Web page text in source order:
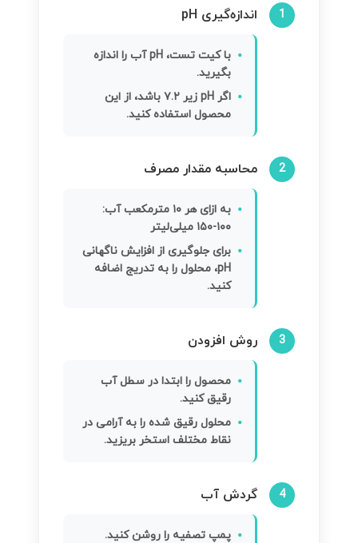
1 اندازه‌گیری pH
با کیت تست، pH آب را اندازه
بگیرید.
اگر pH زیر ۷.۲ باشد، از این
محصول استفاده کنید.
2 محاسبه مقدار مصرف
به ازای هر ۱۰ مترمکعب آب:
۱۰۰-۱۵۰ میلی‌لیتر
برای جلوگیری از افزایش ناگهانی
pH، محلول را به تدریج اضافه
کنید.
3 روش افزودن
محصول را ابتدا در سطل آب
رقیق کنید.
محلول رقیق شده را به آرامی در
نقاط مختلف استخر بریزید.
4 گردش آب
پمپ تصفیه را روشن کنید.